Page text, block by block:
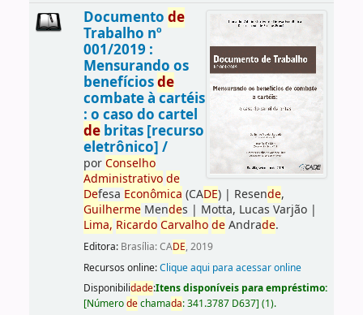
Documento de
Trabalho nº
001/2019 :
Mensurando os
benefíciosde
combate à cartéis
: o caso do cartel
debritas [recurso
eletrônico] /
porConselho
Administrativo de
Defesa Econômica (CADE)| Resende,
GuilhermeMendes | Motta, Lucas Varjão|
Lima, Ricardo Carvalho deAndrade.
Editora: Brasília: CADE, 2019
Recursos online:Clique aqui para acessar online
Disponibilidade:Itens disponíveis para empréstimo:
[Númerodechamada:341.3787 D637] (1).